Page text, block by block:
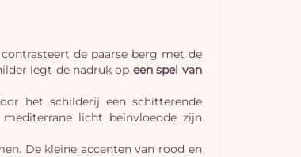
de paarse berg met de
legt de nadruk op een spel van
het schilderij een schitterende
licht beïnvloedde zijn
De kleine accenten van rood en